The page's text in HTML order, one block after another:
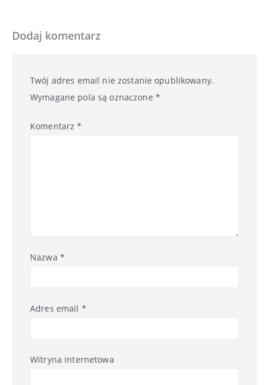
Dodaj komentarz
Twój adres email nie zostanie opublikowany.
Wymagane pola są oznaczone *
Komentarz*
Nazwa *
Adres email *
Witryna internetowa